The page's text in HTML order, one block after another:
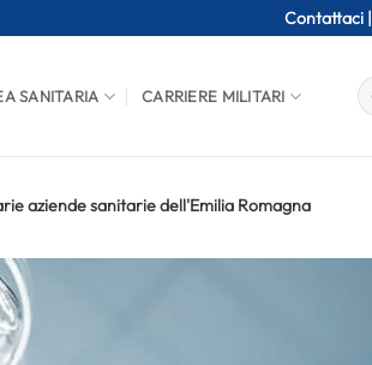
Contattaci |
SANITARIA CARRIERE MILITARI
aziende sanitarie dell'Emilia Romagna